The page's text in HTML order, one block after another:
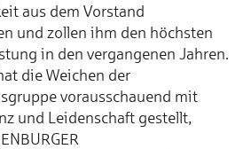
aus dem Vorstand
und zollen ihm den höchsten
in den vergangenen Jahren.
die Weichen der
vorausschauend mit
und Leidenschaft gestellt,